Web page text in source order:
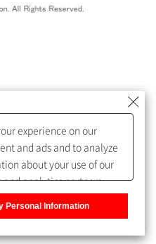
録いただくと、技術情報や
覧ができます。
experience on our
and ads and to analyze
about your use of our
analytics partners,
Personal Information